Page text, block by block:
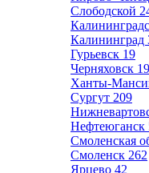
Слободской
Калининград
Гурьевск 19
Черняховск 19
Ханты-
Сургут 209
Нефтеюганск
Смоленская
Смоленск 262
Ярцево 42